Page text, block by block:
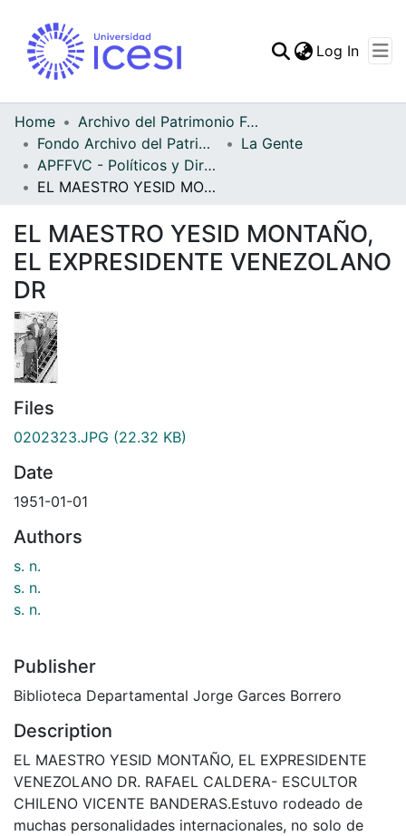
Statistics
Log In
Home
Archivo del Patrimonio Fotográfico y Fílmico del Valle del Cauca
Fondo Archivo del Patrimonio Fotográfico y Fílmico del Valle del Cauca
La Gente
APFFVC - Políticos y Dirigentes - Patrimonial
EL MAESTRO YESID MONTAÑO, EL EXPRESIDENTE VENEZOLANO DR
EL MAESTRO YESID MONTAÑO,
EL EXPRESIDENTE VENEZOLANO
DR
Files
0202323.JPG (22.32 KB)
Date
1951-01-01
Authors
s. n.
s. n.
s. n.
Publisher
Biblioteca Departamental Jorge Garces Borrero
Description
EL MAESTRO YESID MONTAÑO, EL EXPRESIDENTE
VENEZOLANO DR. RAFAEL CALDERA- ESCULTOR
CHILENO VICENTE BANDERAS.Estuvo rodeado de
muchas personalidades internacionales, no solo de